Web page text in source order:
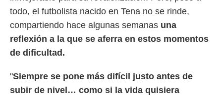
todo, el futbolista nacido en Tena no se rinde,
compartiendo hace algunas semanas una
reflexión a la que se aferra en estos momentos
de dificultad.
"Siempre se pone más difícil justo antes de
subir de nivel… como si la vida quisiera